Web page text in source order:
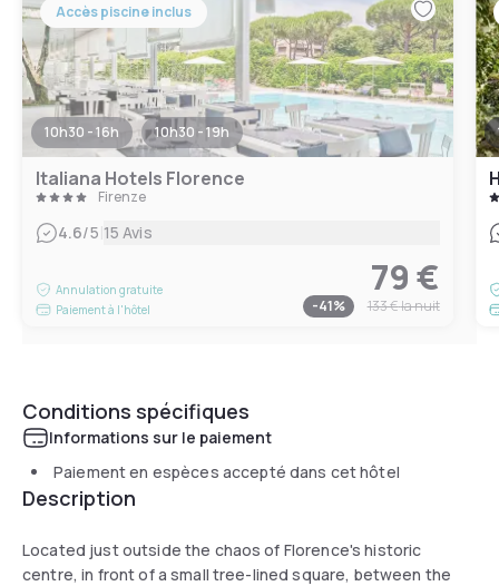
Accès piscine inclus
10h30 - 16h 10h30 - 19h
Italiana Hotels Florence
Firenze
4.6/5|15 Avis
Annulation gratuite
Paiement à l'hôtel
79 €
-41% 133 €la nuit
Conditions spécifiques
Informations sur le paiement
Paiement en espèces accepté dans cet hôtel
Description
Located just outside the chaos of Florence's historic
centre, in front of a small tree-lined square, between the